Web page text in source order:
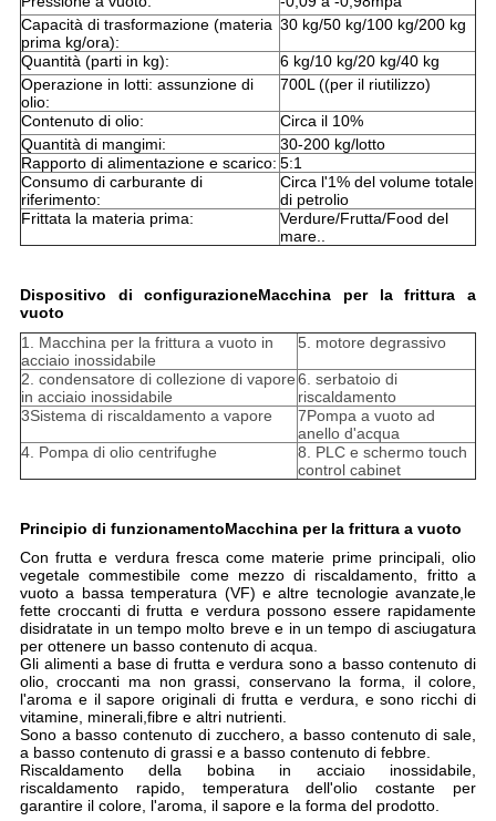
Capacità di trasformazione (materia
prima kg/ora):
30 kg/50 kg/100 kg/200 kg
Quantità (parti in kg):
6 kg/10 kg/20 kg/40 kg
Operazione in lotti: assunzione di
olio:
700L ((per il riutilizzo)
Contenuto di olio:
Circa il 10%
Quantità di mangimi:
30-200 kg/lotto
Rapporto di alimentazione e scarico: 5:1
Consumo di carburante di
riferimento:
Circa l'1% del volume totale
di petrolio
Frittata la materia prima:
Verdure/Frutta/Food del
mare..
Dispositivo di configurazioneMacchina per la frittura a
vuoto
1. Macchina per la frittura a vuoto in
acciaio inossidabile
5. motore degrassivo
2. condensatore di collezione di vapore
in acciaio inossidabile
6. serbatoio di
riscaldamento
3Sistema di riscaldamento a vapore
7Pompa a vuoto ad
anello d'acqua
4. Pompa di olio centrifughe
8. PLC e schermo touch
control cabinet
Principio di funzionamentoMacchina per la frittura a vuoto
Con frutta e verdura fresca come materie prime principali, olio
vegetale commestibile come mezzo di riscaldamento, fritto a
vuoto a bassa temperatura (VF) e altre tecnologie avanzate,le
fette croccanti di frutta e verdura possono essere rapidamente
disidratate in un tempo molto breve e in un tempo di asciugatura
per ottenere un basso contenuto di acqua.
Gli alimenti a base di frutta e verdura sono a basso contenuto di
olio, croccanti ma non grassi, conservano la forma, il colore,
l'aroma e il sapore originali di frutta e verdura, e sono ricchi di
vitamine, minerali,fibre e altri nutrienti.
Sono a basso contenuto di zucchero, a basso contenuto di sale,
a basso contenuto di grassi e a basso contenuto di febbre.
Riscaldamento della bobina in acciaio inossidabile,
riscaldamento rapido, temperatura dell'olio costante per
garantire il colore, l'aroma, il sapore e la forma del prodotto.